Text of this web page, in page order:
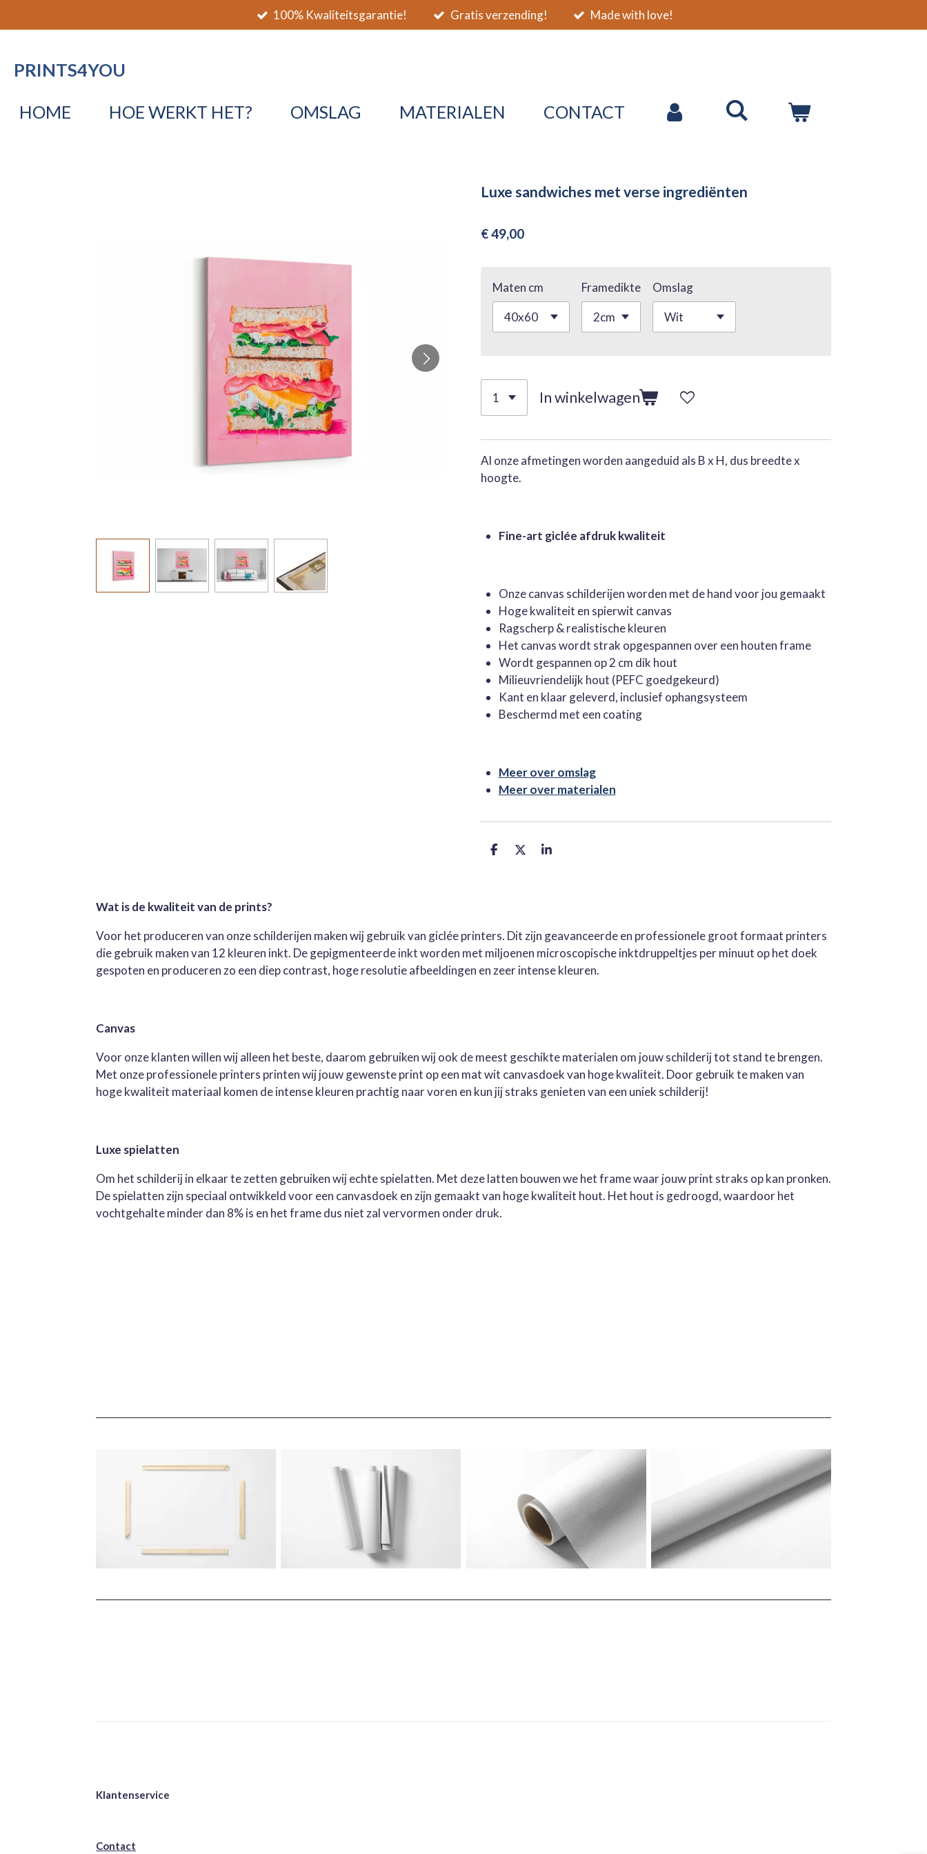
direct
de
100% Kwaliteitsgarantie! Gratis verzending! Made with love!
PRINTS4YOU
HOME HOE WERKT HET? OMSLAG MATERIALEN CONTACT
Luxe sandwiches met verse ingrediënten
€ 49,00
Maten cm Framedikte Omslag
In winkelwagen
Al onze afmetingen worden aangeduid als B x H, dus breedte x
hoogte.
Fine-art giclée afdruk kwaliteit
Onze canvas schilderijen worden met de hand voor jou gemaakt
Hoge kwaliteit en spierwit canvas
Ragscherp & realistische kleuren
Het canvas wordt strak opgespannen over een houten frame
Wordt gespannen op 2 cm dik hout
Milieuvriendelijk hout (PEFC goedgekeurd)
Kant en klaar geleverd, inclusief ophangsysteem
Beschermd met een coating
Meer over omslag
Meer over materialen
D
D
S
Wat is de kwaliteit van de prints?
Voor het produceren van onze schilderijen maken wij gebruik van giclée printers. Dit zijn geavanceerde en professionele groot formaat printers
die gebruik maken van 12 kleuren inkt. De gepigmenteerde inkt worden met miljoenen microscopische inktdruppeltjes per minuut op het doek
gespoten en produceren zo een diep contrast, hoge resolutie afbeeldingen en zeer intense kleuren.
Canvas
Voor onze klanten willen wij alleen het beste, daarom gebruiken wij ook de meest geschikte materialen om jouw schilderij tot stand te brengen.
Met onze professionele printers printen wij jouw gewenste print op een mat wit canvasdoek van hoge kwaliteit. Door gebruik te maken van
hoge kwaliteit materiaal komen de intense kleuren prachtig naar voren en kun jij straks genieten van een uniek schilderij!
Luxe spielatten
Om het schilderij in elkaar te zetten gebruiken wij echte spielatten. Met deze latten bouwen we het frame waar jouw print straks op kan pronken.
De spielatten zijn speciaal ontwikkeld voor een canvasdoek en zijn gemaakt van hoge kwaliteit hout. Het hout is gedroogd, waardoor het
vochtgehalte minder dan 8% is en het frame dus niet zal vervormen onder druk.
Klantenservice
Contact